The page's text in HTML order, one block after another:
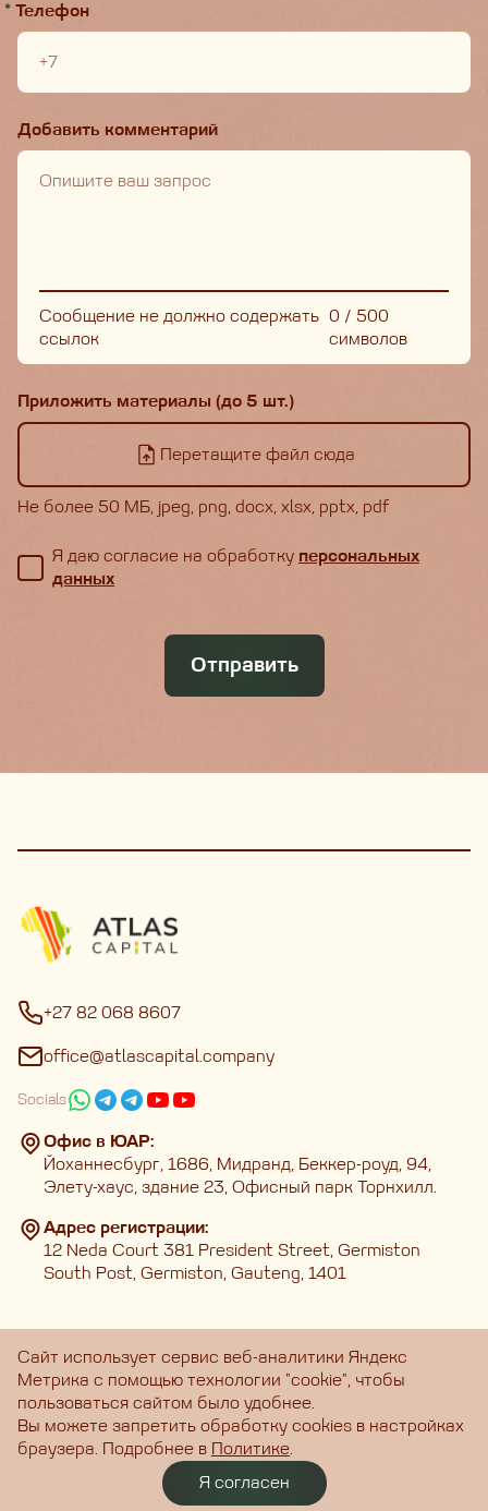
* Телефон
Добавить комментарий
Сообщение не должно содержать
ссылок
0 / 500
символов
Приложить материалы (до 5 шт.)
Перетащите файл сюда
Не более 50 МБ, jpeg, png, docx, xlsx, pptx, pdf
Я даю согласие на обработку персональных
данных
Отправить
+27 82 068 8607
office@atlascapital.company
Socials
Офис в ЮАР:
Йоханнесбург, 1686, Мидранд, Беккер-роуд, 94,
Элету-хаус, здание 23, Офисный парк Торнхилл.
Адрес регистрации:
12 Neda Court 381 President Street, Germiston
South Post, Germiston, Gauteng, 1401
ГлавнаяУслугиПолезные материалыО насЛичный кабинет
Copyright © 2025 ∗ ATLAS CAPITAL
Сайт использует сервис веб-аналитики Яндекс
Метрика с помощью технологии "cookie", чтобы
пользоваться сайтом было удобнее.
Вы можете запретить обработку cookies в настройках
браузера. Подробнее в Политике.
Я согласен